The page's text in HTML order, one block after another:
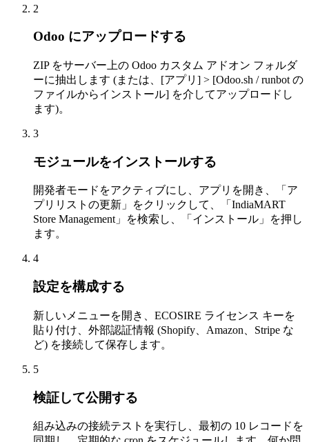
2
Odoo にアップロードする
ZIP をサーバー上の Odoo カスタム アドオン フォルダ
ーに抽出します (または、[アプリ] > [Odoo.sh / runbot の
ファイルからインストール] を介してアップロードし
ます)。
3
モジュールをインストールする
開発者モードをアクティブにし、アプリを開き、「ア
プリリストの更新」をクリックして、「IndiaMART
Store Management」を検索し、「インストール」を押し
ます。
4
設定を構成する
新しいメニューを開き、ECOSIRE ライセンス キーを
貼り付け、外部認証情報 (Shopify、Amazon、Stripe な
ど) を接続して保存します。
5
検証して公開する
組み込みの接続テストを実行し、最初の 10 レコードを